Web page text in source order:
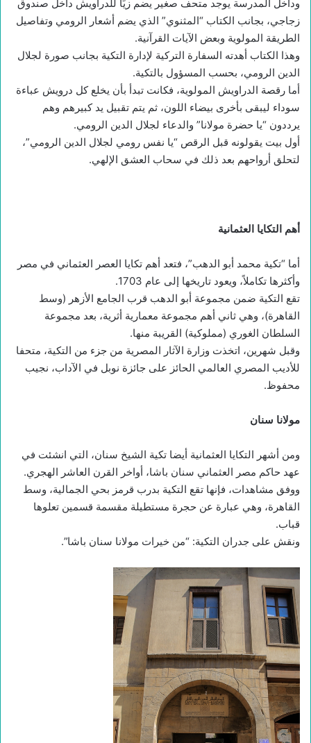
وداخل المدرسة يوجد متحف صغير يضم زيًا للدراويش داخل صندوق
زجاجي، بجانب الكتاب “المثنوي” الذي يضم أشعار الرومي وتفاصيل
الطريقة المولوية وبعض الآيات القرآنية.
وهذا الكتاب أهدته السفارة التركية لإدارة التكية بجانب صورة لجلال
الدين الرومي، بحسب المسؤول بالتكية.
أما رقصة الدراويش المولوية، فكانت تبدأ بأن يخلع كل درويش عباءة
سوداء ليبقى بأخرى بيضاء اللون، ثم يتم تقبيل يد كبيرهم وهم
يرددون “يا حضرة مولانا” والدعاء لجلال الدين الرومي.
أول بيت يقولونه قبل الرقص “يا نفس رومي لجلال الدين الرومي”،
لتحلق أرواحهم بعد ذلك في سحاب العشق الإلهي.
أهم التكايا العثمانية
أما “تكية محمد أبو الدهب”، فتعد أهم تكايا العصر العثماني في مصر
وأكثرها تكاملاً، ويعود تاريخها إلى عام 1703.
تقع التكية ضمن مجموعة أبو الدهب قرب الجامع الأزهر (وسط
القاهرة)، وهي ثاني أهم مجموعة معمارية أثرية، بعد مجموعة
السلطان الغوري (مملوكية) القريبة منها.
وقبل شهرين، اتخذت وزارة الآثار المصرية من جزء من التكية، متحفا
للأديب المصري العالمي الحائز على جائزة نوبل في الآداب، نجيب
محفوظ.
مولانا سنان
ومن أشهر التكايا العثمانية أيضا تكية الشيخ سنان، التي انشئت في
عهد حاكم مصر العثماني سنان باشا، أواخر القرن العاشر الهجري.
ووفق مشاهدات، فإنها تقع التكية بدرب قرمز بحي الجمالية، وسط
القاهرة، وهي عبارة عن حجرة مستطيلة مقسمة قسمين تعلوها
قباب.
ونقش على جدران التكية: “من خيرات مولانا سنان باشا”.